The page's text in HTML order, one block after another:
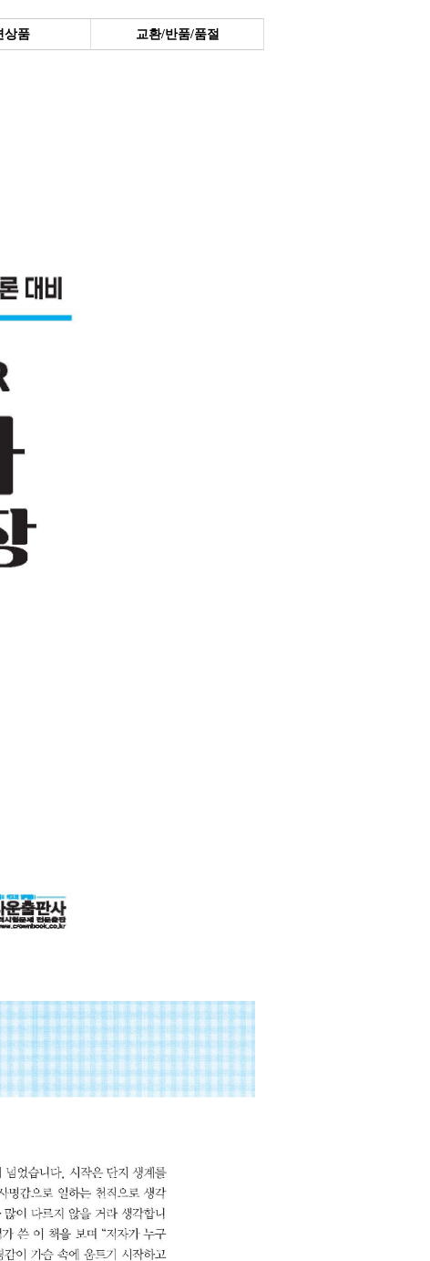
상품 교환/반품/품절